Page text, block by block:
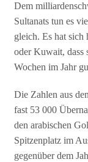
Dem
Sultanats tun es
gleich. Es hat sich
oder Kuwait, dass
Wochen im Jahr
Die Zahlen aus
fast 53 000
den arabischen
Spitzenplatz im
gegenüber dem